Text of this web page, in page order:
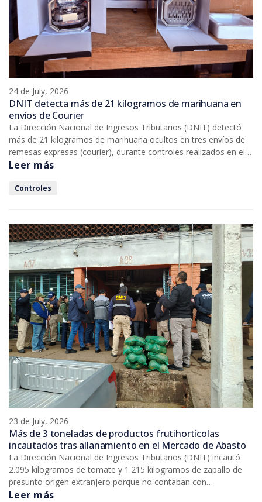
24 de July, 2026
DNIT detecta más de 21 kilogramos de marihuana en
envíos de Courier
La Dirección Nacional de Ingresos Tributarios (DNIT) detectó
más de 21 kilogramos de marihuana ocultos en tres envíos de
remesas expresas (courier), durante controles realizados en el
Área de Depósito de Cargas Aéreas de la Dirección Nacional de
(Estados Unidos), tenían como destino Ciudad del Este y
Leer más
Controles
23 de July, 2026
Más de 3 toneladas de productos frutihortícolas
incautados tras allanamiento en el Mercado de Abasto
La Dirección Nacional de Ingresos Tributarios (DNIT) incautó
2.095 kilogramos de tomate y 1.215 kilogramos de zapallo de
presunto origen extranjero porque no contaban con
documentación que acreditara su ingreso legal al país. La
Leer más